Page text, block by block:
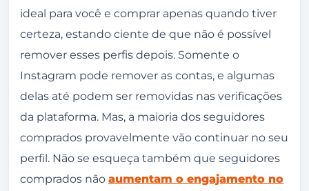
ideal para você e comprar apenas quando tiver
certeza, estando ciente de que não é possível
remover esses perfis depois. Somente o
Instagram pode remover as contas, e algumas
delas até podem ser removidas nas verificações
da plataforma. Mas, a maioria dos seguidores
comprados provavelmente vão continuar no seu
perfil. Não se esqueça também que seguidores
comprados não aumentam o engajamento no